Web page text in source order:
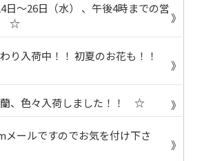
～26日（水） 、午後4時までの営
☆
入荷中！！ 初夏のお花も！！
、色々入荷しました！！ ☆
ールですのでお気を付け下さ